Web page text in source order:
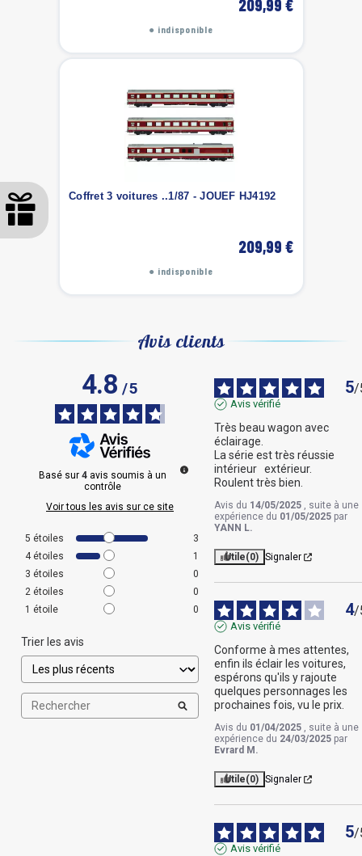
209,99 €
● indisponible
Coffret 3 voitures ..1/87 - JOUEF HJ4192
209,99 €
● indisponible
Avis clients
4.8/5
Basé sur 4 avis soumis à un
contrôle
Voir tous les avis sur ce site
5 étoiles
3
4 étoiles
1
3 étoiles
0
2 étoiles
0
1 étoile 0
Trier les avis
5/
Avis vérifié
Très beau wagon avec
éclairage.
La série est très réussie
intérieur   extérieur.
Roulent très bien.
Avis du 14/05/2025 , suite à une
expérience du 01/05/2025 par
YANN L.
Utile(0) Signaler
4/
Avis vérifié
Conforme à mes attentes,
enfin ils éclair les voitures,
espérons qu'ils y rajoute
quelques personnages les
prochaines fois, vu le prix.
Avis du 01/04/2025 , suite à une
expérience du 24/03/2025 par
Evrard M.
Utile(0) Signaler
5/
Avis vérifié